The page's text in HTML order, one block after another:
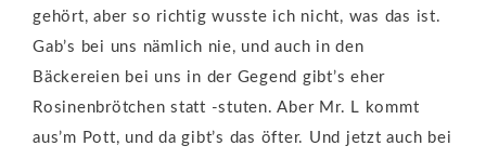
gehört, aber so richtig wusste ich nicht, was das ist.
Gab’s bei uns nämlich nie, und auch in den
Bäckereien bei uns in der Gegend gibt’s eher
Rosinenbrötchen statt -stuten. Aber Mr. L kommt
aus’m Pott, und da gibt’s das öfter. Und jetzt auch bei